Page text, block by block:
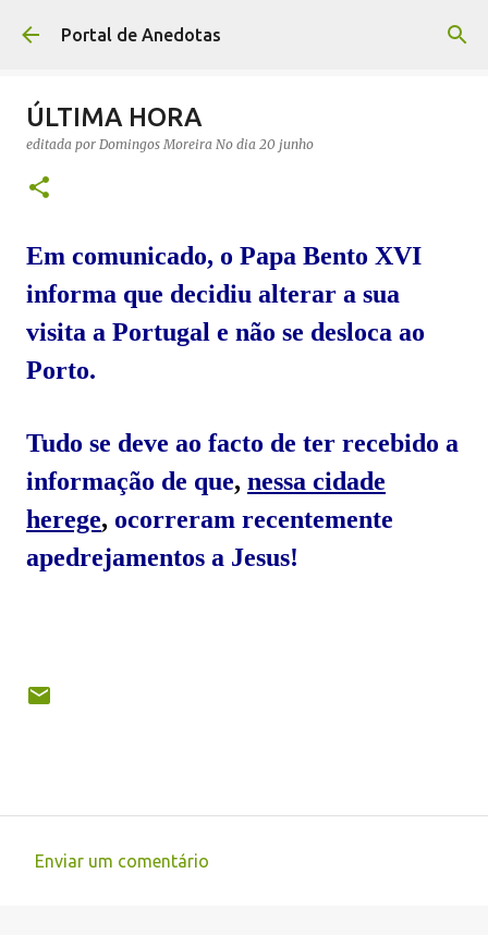
Avançar para o conteúdo principal
Portal de Anedotas
ÚLTIMA HORA
editada por Domingos Moreira No dia 20 junho
Em comunicado, o Papa Bento XVI
informa que decidiu alterar a sua
visita a Portugal e não se desloca ao
Porto.
Tudo se deve ao facto de ter recebido a
informação de que, nessa cidade
herege, ocorreram recentemente
apedrejamentos a Jesus!
Enviar um comentário